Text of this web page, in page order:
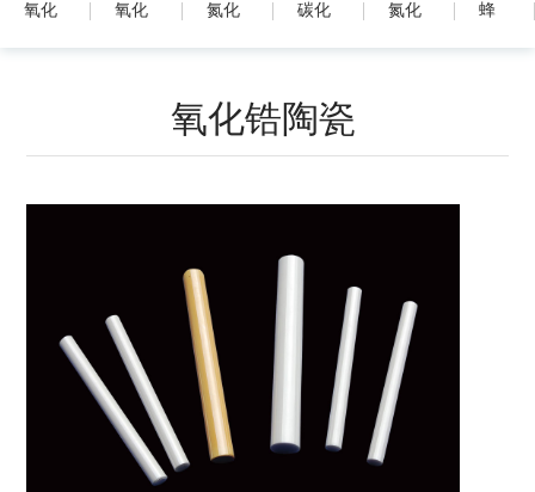
氧化
瓷
氧化
瓷
氮化
瓷
碳化
瓷
氮化
瓷
蜂
陶
氧化锆陶瓷